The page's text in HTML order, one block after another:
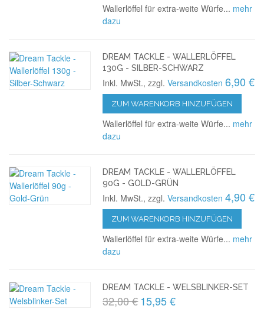
Wallerlöffel für extra-weite Würfe... mehr
dazu
DREAM TACKLE - WALLERLÖFFEL
130G - SILBER-SCHWARZ
Inkl. MwSt., zzgl.Versandkosten 6,90 €
ZUM WARENKORB HINZUFÜGEN
Wallerlöffel für extra-weite Würfe... mehr
dazu
DREAM TACKLE - WALLERLÖFFEL
90G - GOLD-GRÜN
Inkl. MwSt., zzgl.Versandkosten 4,90 €
ZUM WARENKORB HINZUFÜGEN
Wallerlöffel für extra-weite Würfe... mehr
dazu
DREAM TACKLE - WELSBLINKER-SET
32,00 €15,95 €